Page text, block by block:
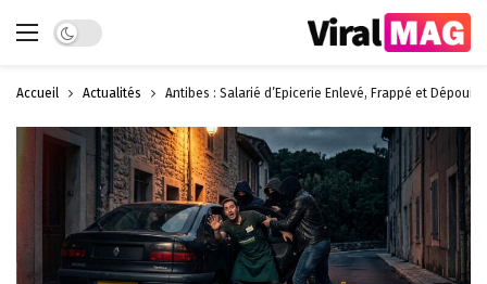
Dark mode
Accueil Actualités Antibes : Salarié d’Épicerie Enlevé, Frappé et